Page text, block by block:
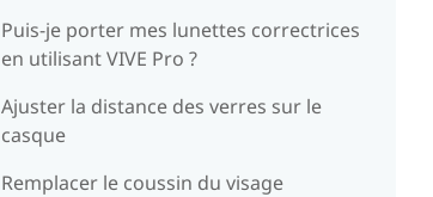
Puis-je porter mes lunettes correctrices
en utilisant VIVE Pro ?
Ajuster la distance des verres sur le
casque
Remplacer le coussin du visage